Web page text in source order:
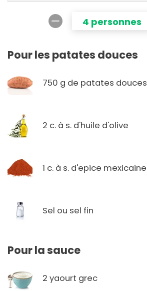
4 personnes
Pour les patates douces
750 g de patates douces
2 c. à s. d'huile d'olive
1 c. à s. d'epice mexicaine
Sel ou sel fin
Pour la sauce
2 yaourt grec